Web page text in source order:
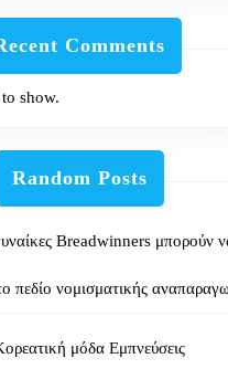
Comments
show.
Random Posts
Breadwinners μπορούν
πεδίο νομισματικής
μόδα Εμπνεύσεις